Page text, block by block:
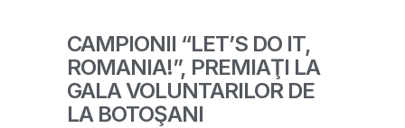
CAMPIONII “LET’S DO IT,
ROMANIA!”, PREMIAŢI LA
GALA VOLUNTARILOR DE
LA BOTOŞANI